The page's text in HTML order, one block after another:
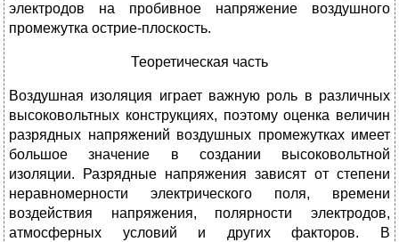
электродов на пробивное напряжение воздушного
промежутка острие-плоскость.
Теоретическая часть
Воздушная изоляция играет важную роль в различных
высоковольтных конструкциях, поэтому оценка величин
разрядных напряжений воздушных промежутках имеет
большое значение в создании высоковольтной
изоляции. Разрядные напряжения зависят от степени
неравномерности электрического поля, времени
воздействия напряжения, полярности электродов,
атмосферных условий и других факторов. В